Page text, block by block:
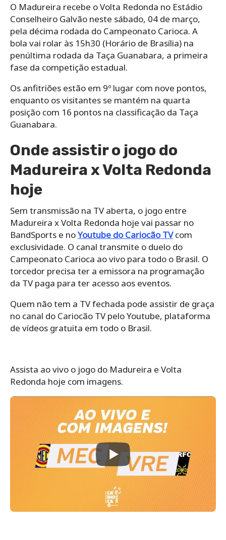
O Madureira recebe o Volta Redonda no Estádio
Conselheiro Galvão neste sábado, 04 de março,
pela décima rodada do Campeonato Carioca. A
bola vai rolar às 15h30 (Horário de Brasília) na
penúltima rodada da Taça Guanabara, a primeira
fase da competição estadual.
Os anfitriões estão em 9º lugar com nove pontos,
enquanto os visitantes se mantém na quarta
posição com 16 pontos na classificação da Taça
Guanabara.
Onde assistir o jogo do
Madureira x Volta Redonda
hoje
Sem transmissão na TV aberta, o jogo entre
Madureira x Volta Redonda hoje vai passar no
BandSports e noYoutube do Cariocão TVcom
exclusividade. O canal transmite o duelo do
Campeonato Carioca ao vivo para todo o Brasil. O
torcedor precisa ter a emissora na programação
da TV paga para ter acesso aos eventos.
Quem não tem a TV fechada pode assistir de graça
no canal do Cariocão TV pelo Youtube, plataforma
de vídeos gratuita em todo o Brasil.
Assista ao vivo o jogo do Madureira e Volta
Redonda hoje com imagens.